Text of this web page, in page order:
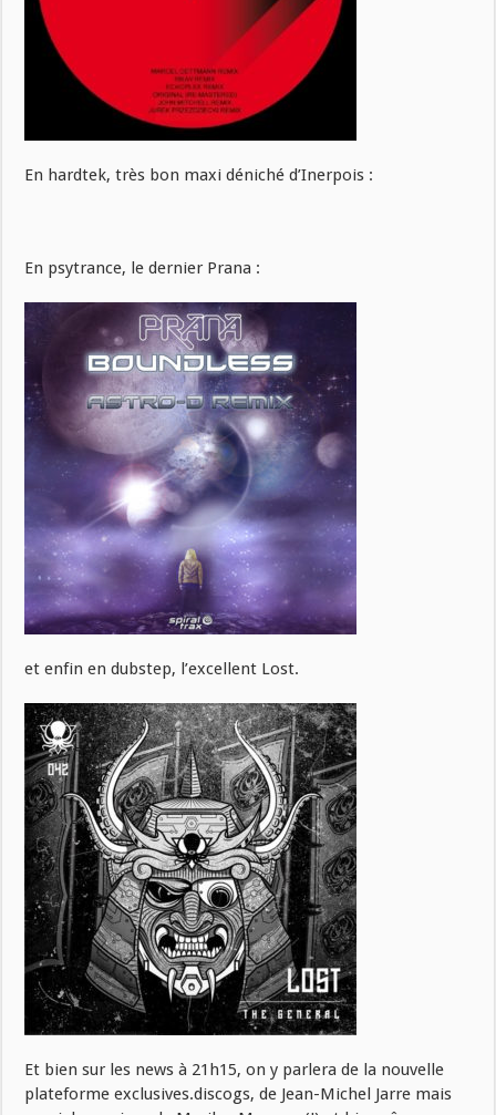
En hardtek, très bon maxi déniché d’Inerpois :
En psytrance, le dernier Prana :
et enfin en dubstep, l’excellent Lost.
Et bien sur les news à 21h15, on y parlera de la nouvelle
plateforme exclusives.discogs, de Jean-Michel Jarre mais